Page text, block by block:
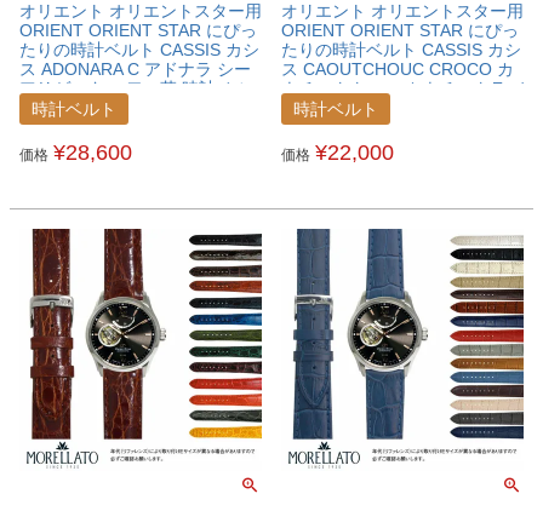
オリエント オリエントスター用
ORIENT ORIENT STAR にぴっ
たりの時計ベルト CASSIS カシ
ス ADONARA C アドナラ シー
アリゲーター ワニ革 時計ベル
ト U1017A70ORTSTA
時計ベルト
価格 ¥28,600
オリエント オリエントスター用
ORIENT ORIENT STAR にぴっ
たりの時計ベルト CASSIS カシ
ス CAOUTCHOUC CROCO カ
ウチッククロコ カウチックラバ
ー 時計ベルト
U0043001ORTSTA
時計ベルト
価格 ¥22,000